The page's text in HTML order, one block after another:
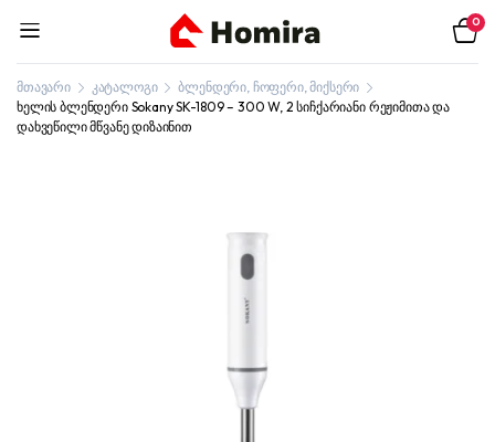
0
მთავარი კატალოგი
ბლენდერი, ჩოფერი, მიქსერი
ხელის ბლენდერი Sokany SK-1809 – 300 W, 2 სიჩქარიანი რეჟიმითა და
დახვეწილი მწვანე დიზაინით